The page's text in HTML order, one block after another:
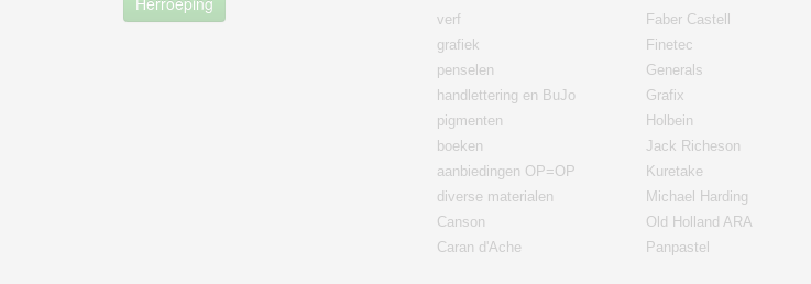
verf
grafiek
penselen
handlettering en BuJo
pigmenten
boeken
aanbiedingen OP=OP
diverse materialen
Canson
Caran d'Ache
Faber Castell
Finetec
Generals
Grafix
Holbein
Jack Richeson
Kuretake
Michael Harding
Old Holland ARA
Panpastel